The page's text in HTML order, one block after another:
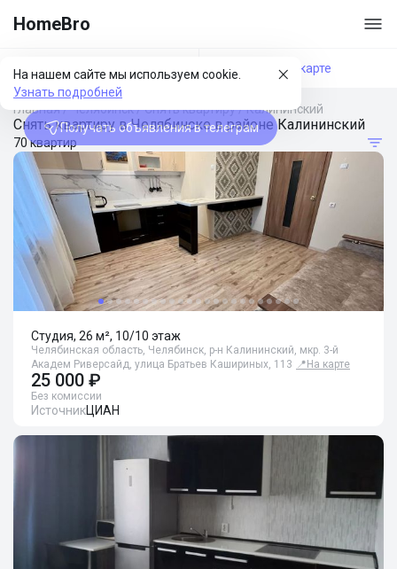
HomeBro
На нашем сайте мы используем cookie.
Узнать подробней
Получать объявления в телеграм
Фильтры На карте
Главная/Челябинск/Снять квартиру/Калининский
Снять квартиру в Челябинске в районе Калининский
70 квартир
Студия, 26 м², 10/10 этаж
Челябинская область, Челябинск, р-н Калининский, мкр. 3-й
Академ Риверсайд, улица Братьев Кашириных, 113 📍 На карте
25 000 ₽
Без комиссии
ИсточникЦИАН